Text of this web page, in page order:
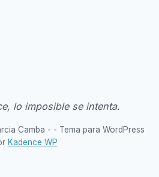
lo imposible se intenta.
Camba - - Tema para WordPress
Kadence WP